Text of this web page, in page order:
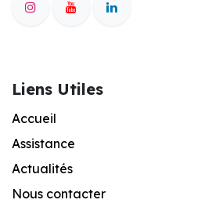
Liens Utiles
Accueil
Assistance
Actualités
Nous contacter